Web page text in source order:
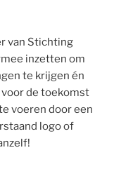
van Stichting
inzetten om
te krijgen én
de toekomst
voeren door een
logo of